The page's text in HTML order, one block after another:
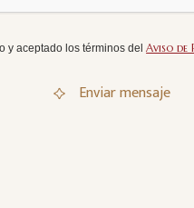
y aceptado los términos delAviso de